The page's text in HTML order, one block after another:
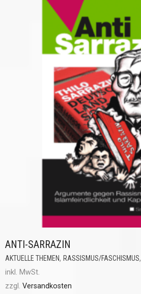
ANTI-SARRAZIN
AKTUELLE THEMEN, RASSISMUS/FASCHISMUS,
inkl. MwSt.
zzgl. Versandkosten